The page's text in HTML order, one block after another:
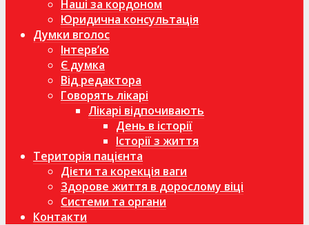
Наші за кордоном
Юридична консультація
Думки вголос
Інтерв’ю
Є думка
Від редактора
Говорять лікарі
Лікарі відпочивають
День в історії
Історії з життя
Територія пацієнта
Дієти та корекція ваги
Здорове життя в дорослому віці
Системи та органи
Контакти